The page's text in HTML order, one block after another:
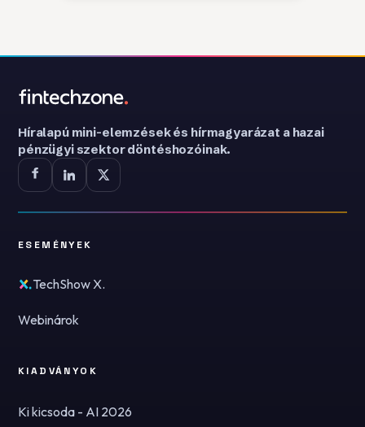
Híralapú mini-elemzések és hírmagyarázat a hazai
pénzügyi szektor döntéshozóinak.
ESEMÉNYEK
TechShow X.
Webinárok
KIADVÁNYOK
Ki kicsoda - AI 2026